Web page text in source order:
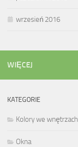
wrzesień 2016
WIĘCEJ
KATEGORIE
Kolory we
Okna